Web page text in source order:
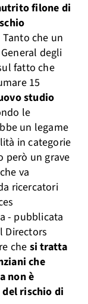
filone di
Tanto che un
degli
fatto che
15
studio
le
un legame
in categorie
però un grave
va
ricercatori
- pubblicata
Directors
che si tratta
che
non è
del rischio di